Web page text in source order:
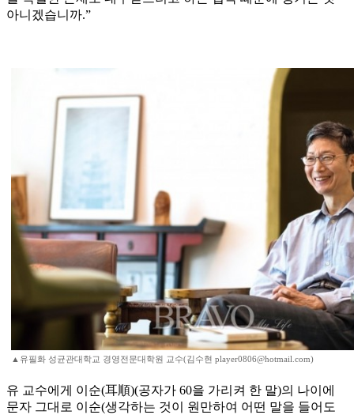
아니겠습니까.”
▲유필화 성균관대학교 경영전문대학원 교수(김수현 player0806@hotmail.com)
유 교수에게 이순(耳順)(공자가 60을 가리켜 한 말)의 나이에
문자 그대로 이순(생각하는 것이 원만하여 어떤 말을 들어도